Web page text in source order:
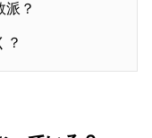
派？
？